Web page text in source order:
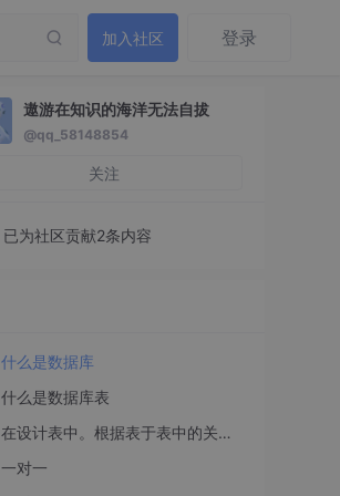
加入社区 登录
遨游在知识的海洋无法自拔
@qq_58148854
关注
已为社区贡献2条内容
什么是数据库
什么是数据库表
在设计表中。根据表于表中的关系进行设计。在这里介绍下他们之间的关系：
一对一